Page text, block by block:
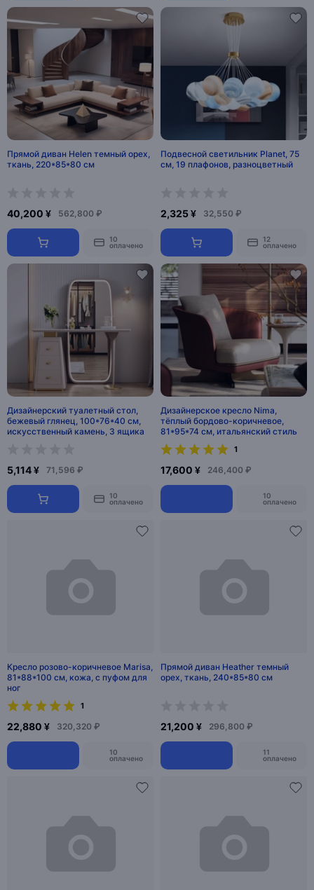
Прямой диван Helen темный орех,
ткань, 220*85*80 см
40,200 ¥ 562,800 ₽
10
оплачено
Подвесной светильник Planet, 75
см, 19 плафонов, разноцветный
2,325 ¥ 32,550 ₽
12
оплачено
Дизайнерский туалетный стол,
бежевый глянец, 100*76*40 см,
искусственный камень, 3 ящика
5,114 ¥ 71,596 ₽
10
оплачено
Дизайнерское кресло Nima,
тёплый бордово-коричневое,
81*95*74 см, итальянский стиль
1
17,600 ¥ 246,400 ₽
10
оплачено
Кресло розово-коричневое Marisa,
81*88*100 см, кожа, с пуфом для
ног
1
22,880 ¥ 320,320 ₽
10
оплачено
Прямой диван Heather темный
орех, ткань, 240*85*80 см
21,200 ¥ 296,800 ₽
11
оплачено